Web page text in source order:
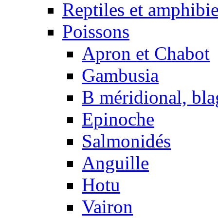
Reptiles et
Poissons
Apron et Chabot
Gambusia
B méridional,
Epinoche
Salmonidés
Anguille
Hotu
Vairon